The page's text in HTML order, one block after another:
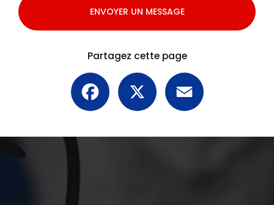
ENVOYER UN MESSAGE
Partagez cette page
Facebook